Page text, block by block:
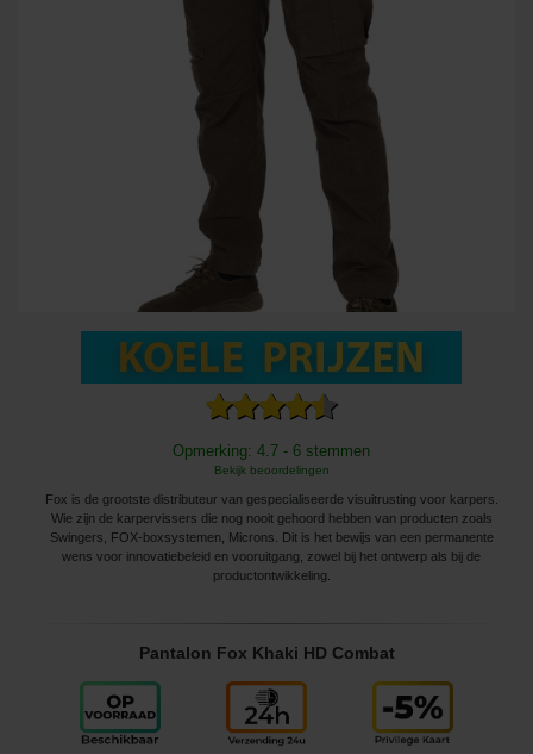
Opmerking: 4.7 - 6 stemmen
Bekijk beoordelingen
Fox is de grootste distributeur van gespecialiseerde visuitrusting voor karpers.
Wie zijn de karpervissers die nog nooit gehoord hebben van producten zoals
Swingers, FOX-boxsystemen, Microns. Dit is het bewijs van een permanente
wens voor innovatiebeleid en vooruitgang, zowel bij het ontwerp als bij de
productontwikkeling.
Pantalon Fox Khaki HD Combat